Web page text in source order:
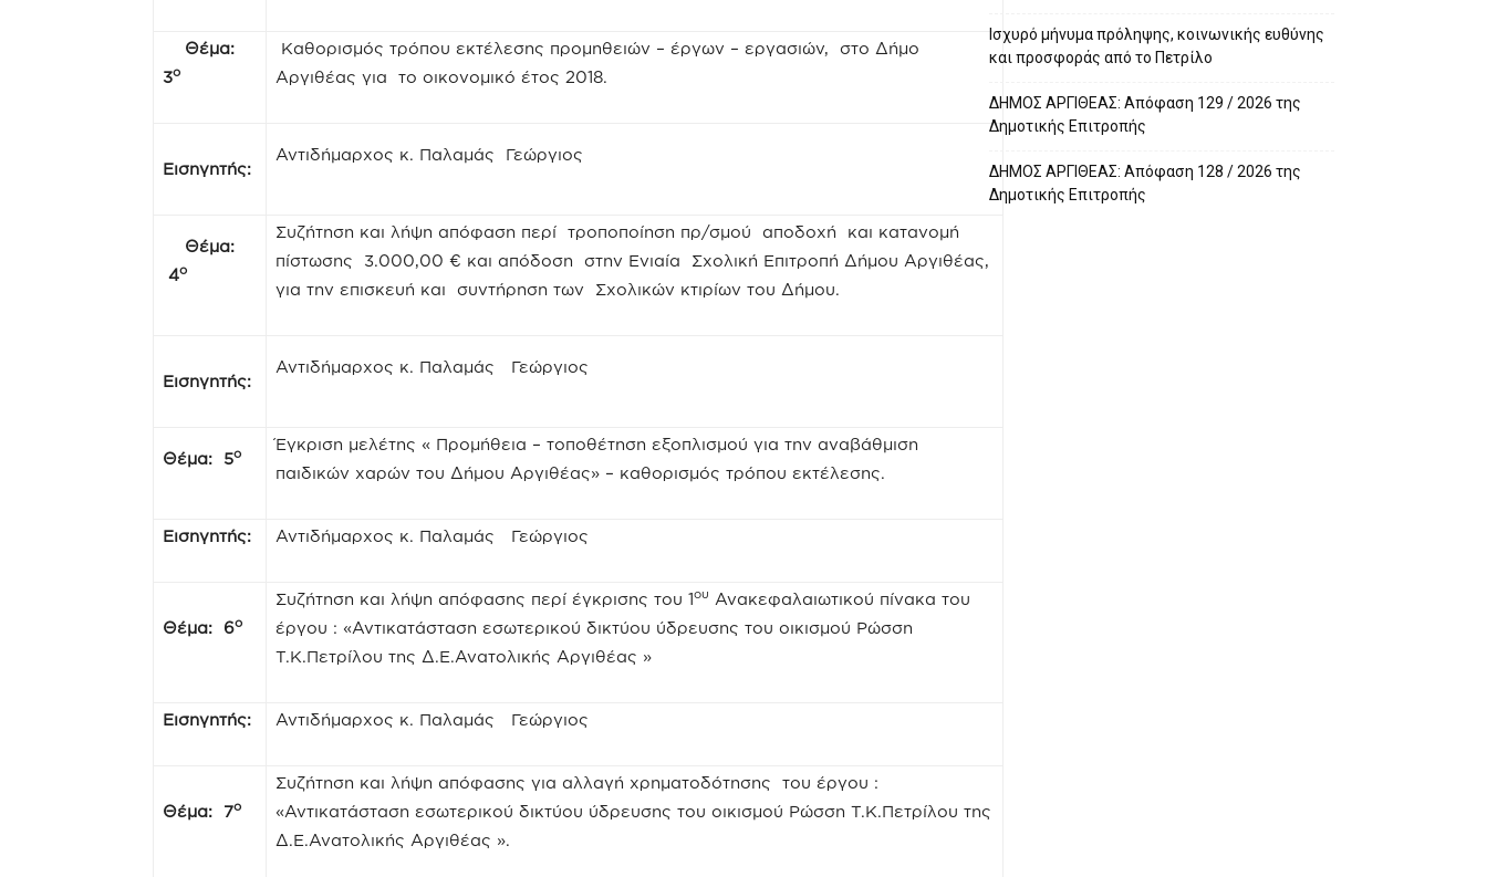
Θέμα:
3ο
Καθορισμός τρόπου εκτέλεσης προμηθειών – έργων – εργασιών, στο Δήμο
Αργιθέας για το οικονομικό έτος 2018.
Εισηγητής:
Αντιδήμαρχος κ. Παλαμάς Γεώργιος
Θέμα:
4ο
Συζήτηση και λήψη απόφαση περί τροποποίηση πρ/σμού αποδοχή και κατανομή
πίστωσης 3.000,00 € και απόδοση στην Ενιαία Σχολική Επιτροπή Δήμου Αργιθέας,
για την επισκευή και συντήρηση των Σχολικών κτιρίων του Δήμου.
Εισηγητής:
Αντιδήμαρχος κ. Παλαμάς Γεώργιος
Θέμα: 5ο
Έγκριση μελέτης « Προμήθεια – τοποθέτηση εξοπλισμού για την αναβάθμιση
παιδικών χαρών του Δήμου Αργιθέας» – καθορισμός τρόπου εκτέλεσης.
Εισηγητής: Αντιδήμαρχος κ. Παλαμάς Γεώργιος
Θέμα: 6ο
Συζήτηση και λήψη απόφασης περί έγκρισης του 1ου Ανακεφαλαιωτικού πίνακα του
έργου : «Αντικατάσταση εσωτερικού δικτύου ύδρευσης του οικισμού Ρώσση
Τ.Κ.Πετρίλου της Δ.Ε.Ανατολικής Αργιθέας »
Εισηγητής: Αντιδήμαρχος κ. Παλαμάς Γεώργιος
Θέμα: 7ο
Συζήτηση και λήψη απόφασης για αλλαγή χρηματοδότησης του έργου :
«Αντικατάσταση εσωτερικού δικτύου ύδρευσης του οικισμού Ρώσση Τ.Κ.Πετρίλου της
Δ.Ε.Ανατολικής Αργιθέας ».
Ισχυρό μήνυμα πρόληψης, κοινωνικής ευθύνης
και προσφοράς από το Πετρίλο
ΔΗΜΟΣ ΑΡΓΙΘΕΑΣ: Απόφαση 129 / 2026 της
Δημοτικής Επιτροπής
ΔΗΜΟΣ ΑΡΓΙΘΕΑΣ: Απόφαση 128 / 2026 της
Δημοτικής Επιτροπής